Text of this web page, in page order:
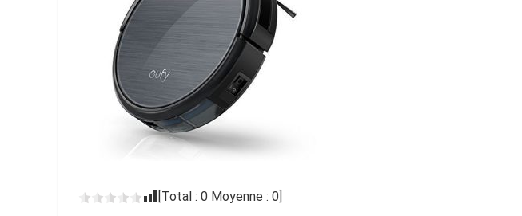
[Total : 0 Moyenne : 0